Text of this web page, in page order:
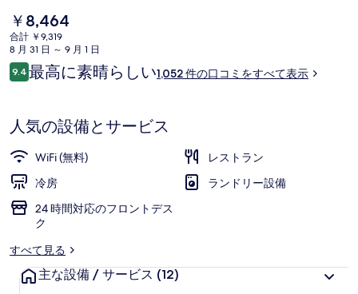
写
真
ギ
ラ
リ
ー
現
在
の
料
金
で
す
￥8,464
合計 ￥9,319
8 月 31 日 ～ 9 月 1 日
口
コ
9.410段階中9.4
最高に素晴らしい1,052 件の口コミをすべて表示
人気の設備とサービス
WiFi (無料)
レストラン
冷房
ランドリー設備
24 時間対応のフロントデス
ク
すべて見る
主な設備 / サービス (12)